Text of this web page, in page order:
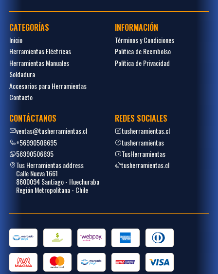
CATEGORÍAS
Inicio
Herramientas Eléctricas
Herramientas Manuales
Soldadura
Accesorios para Herramientas
Contacto
INFORMACIÓN
Términos y Condiciones
Politica de Reembolso
Política de Privacidad
CONTÁCTANOS
ventas@tusherramientas.cl
+56990506695
56990506695
Tus Herramientas address
Calle Nueva 1661
8600094 Santiago - Huechuraba
Región Metropolitana - Chile
REDES SOCIALES
tusherramientas.cl
tusherramientas
TusHerramientas
tusherramientas.cl